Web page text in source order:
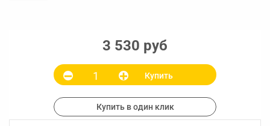
3 530 руб
Купить
Купить в один клик